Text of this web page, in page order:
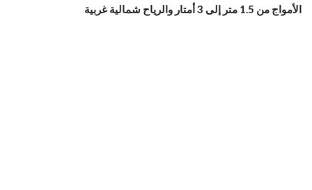
الأمواج من 1.5 متر إلى 3 أمتار والرياح شمالية غربية